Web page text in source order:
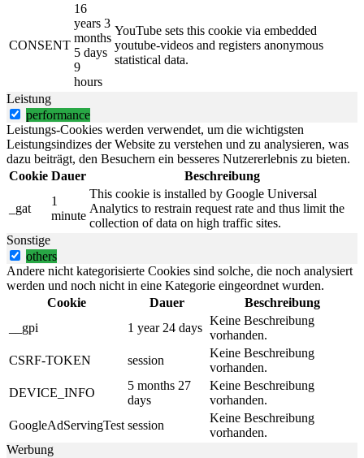
CONSENT
16
years 3
months
5 days
9
hours
YouTube sets this cookie via embedded
youtube-videos and registers anonymous
statistical data.
Leistung
performance
Leistungs-Cookies werden verwendet, um die wichtigsten
Leistungsindizes der Website zu verstehen und zu analysieren, was
dazu beiträgt, den Besuchern ein besseres Nutzererlebnis zu bieten.
Cookie Dauer Beschreibung
_gat
1
minute
This cookie is installed by Google Universal
Analytics to restrain request rate and thus limit the
collection of data on high traffic sites.
Sonstige
others
Andere nicht kategorisierte Cookies sind solche, die noch analysiert
werden und noch nicht in eine Kategorie eingeordnet wurden.
Cookie
Dauer
Beschreibung
__gpi
1 year 24 days
Keine Beschreibung
vorhanden.
CSRF-TOKEN
session
Keine Beschreibung
vorhanden.
DEVICE_INFO
5 months 27
days
Keine Beschreibung
vorhanden.
GoogleAdServingTest session
Keine Beschreibung
vorhanden.
Werbung